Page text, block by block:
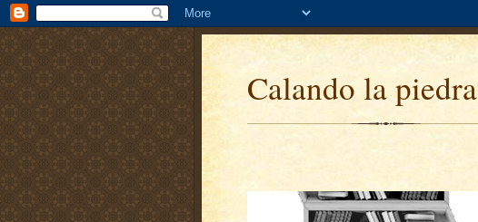
Calando la piedra